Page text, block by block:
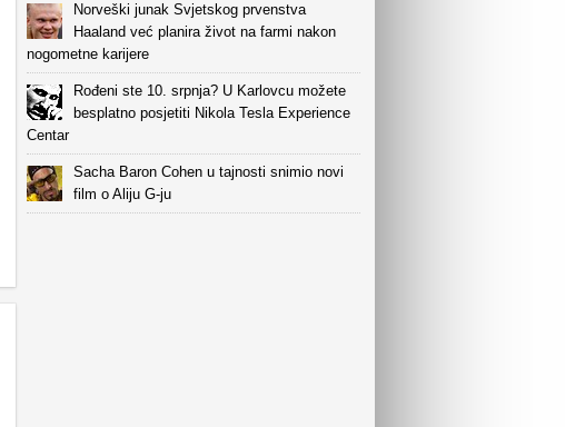
Norveški junak Svjetskog prvenstva
Haaland već planira život na farmi nakon
nogometne karijere
Rođeni ste 10. srpnja? U Karlovcu možete
besplatno posjetiti Nikola Tesla Experience
Centar
Sacha Baron Cohen u tajnosti snimio novi
film o Aliju G-ju